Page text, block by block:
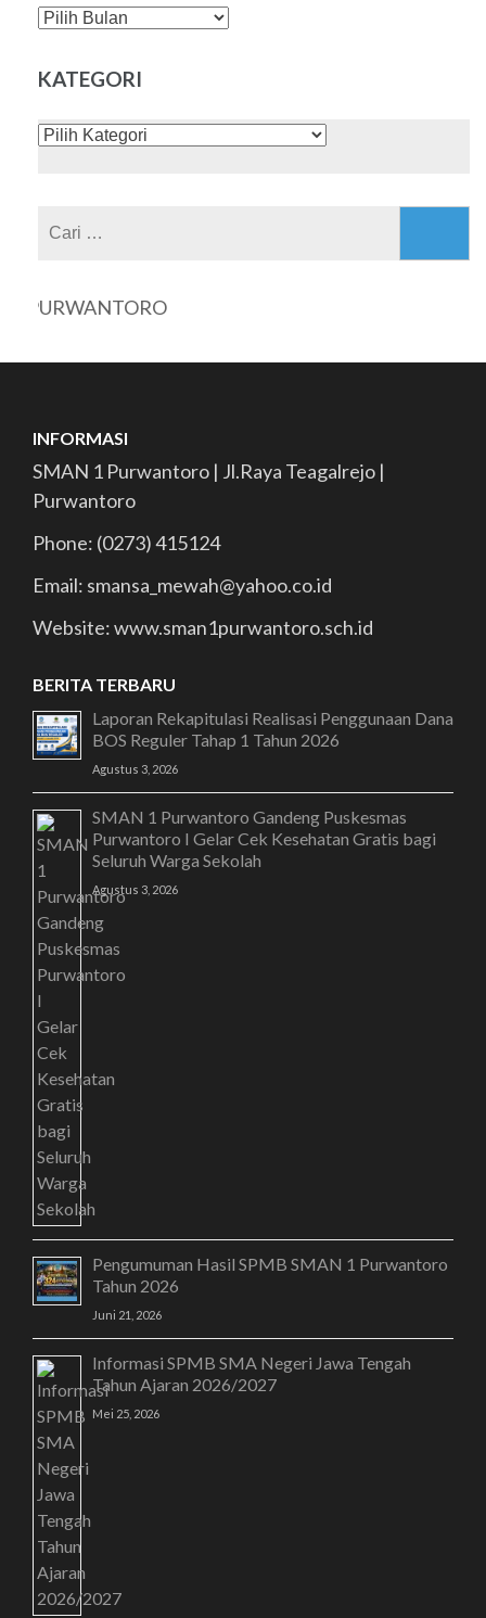
DAFTAR
KATEGORI
KATEGORI
INFORMASI
SMAN 1 Purwantoro | Jl.Raya Teagalrejo |
Purwantoro
Phone: (0273) 415124
Email: smansa_mewah@yahoo.co.id
Website: www.sman1purwantoro.sch.id
BERITA TERBARU
Laporan Rekapitulasi Realisasi Penggunaan Dana
BOS Reguler Tahap 1 Tahun 2026
Agustus 3, 2026
SMAN 1 Purwantoro Gandeng Puskesmas
Purwantoro I Gelar Cek Kesehatan Gratis bagi
Seluruh Warga Sekolah
Agustus 3, 2026
Pengumuman Hasil SPMB SMAN 1 Purwantoro
Tahun 2026
Juni 21, 2026
Informasi SPMB SMA Negeri Jawa Tengah
Tahun Ajaran 2026/2027
Mei 25, 2026